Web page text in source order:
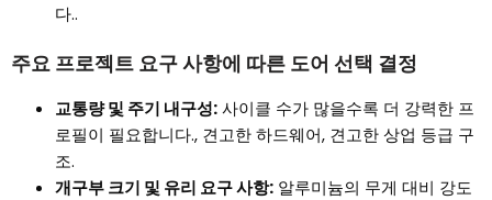
다..
주요 프로젝트 요구 사항에 따른 도어 선택 결정
교통량 및 주기 내구성:사이클 수가 많을수록 더 강력한 프
로필이 필요합니다., 견고한 하드웨어, 견고한 상업 등급 구
조.
개구부 크기 및 유리 요구 사항: 알루미늄의 무게 대비 강도